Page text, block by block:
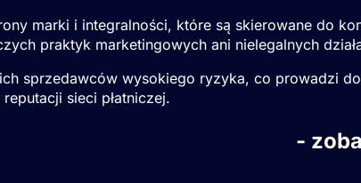
marki i integralności, które są skierowane do
praktyk marketingowych ani nielegalnych
sprzedawców wysokiego ryzyka, co prowadzi
sieci płatniczej.
-